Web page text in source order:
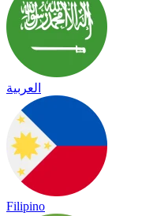
العربية
Filipino